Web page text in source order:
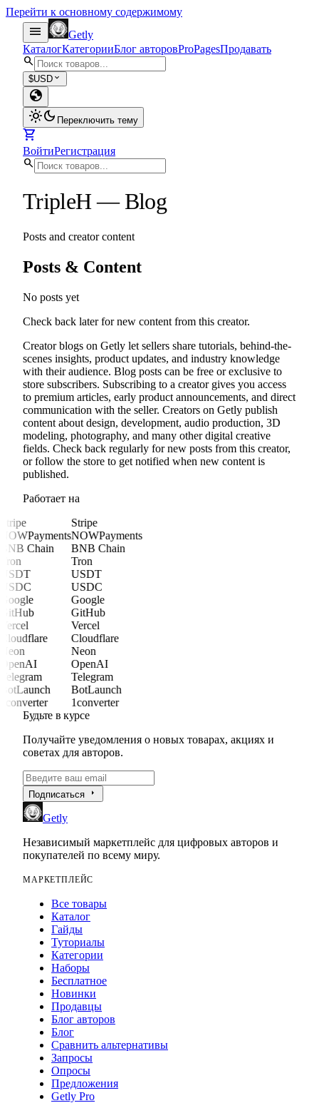
Перейти к основному содержимому
menu
Getly
КаталогКатегорииБлог авторовProPagesПродавать
search
$USD expand_more
globe
light_modedark_mode Переключить тему
shopping_cart
ВойтиРегистрация
search
TripleH—Blog
Posts and creator content
Posts & Content
No posts yet
Check back later for new content from this creator.
Creator blogs on Getly let sellers share tutorials, behind-the-
scenes insights, product updates, and industry knowledge
with their audience. Blog posts can be free or exclusive to
store subscribers. Subscribing to a creator gives you access
to premium articles, early product announcements, and direct
communication with the seller. Creators on Getly publish
content about design, development, audio production, 3D
modeling, photography, and many other digital creative
fields. Check back regularly for new posts from this creator,
or follow the store to get notified when new content is
published.
Работает на
Stripe
NOWPayments
BNB Chain
Tron
USDT
USDC
Google
GitHub
Vercel
Cloudflare
Neon
OpenAI
Telegram
BotLaunch
1converter
Stripe
NOWPayments
BNB Chain
Tron
USDT
USDC
Google
GitHub
Vercel
Cloudflare
Neon
OpenAI
Telegram
BotLaunch
1converter
Будьте в курсе
Получайте уведомления о новых товарах, акциях и
советах для авторов.
Подписаться arrow_right
Getly
Независимый маркетплейс для цифровых авторов и
покупателей по всему миру.
МАРКЕТПЛЕЙС
Все товары
Каталог
Гайды
Туториалы
Категории
Наборы
Бесплатное
Новинки
Продавцы
Блог авторов
Блог
Сравнить альтернативы
Запросы
Опросы
Предложения
Getly Pro